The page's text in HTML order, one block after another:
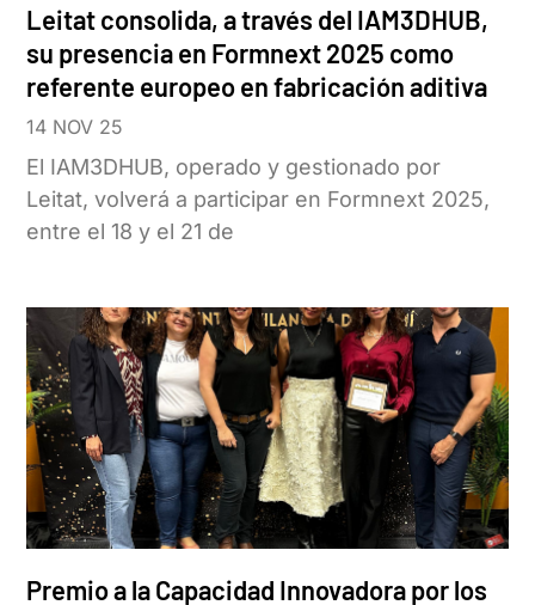
Leitat consolida, a través del IAM3DHUB,
su presencia en Formnext 2025 como
referente europeo en fabricación aditiva
14 NOV 25
El IAM3DHUB, operado y gestionado por
Leitat, volverá a participar en Formnext 2025,
entre el 18 y el 21 de
Premio a la Capacidad Innovadora por los